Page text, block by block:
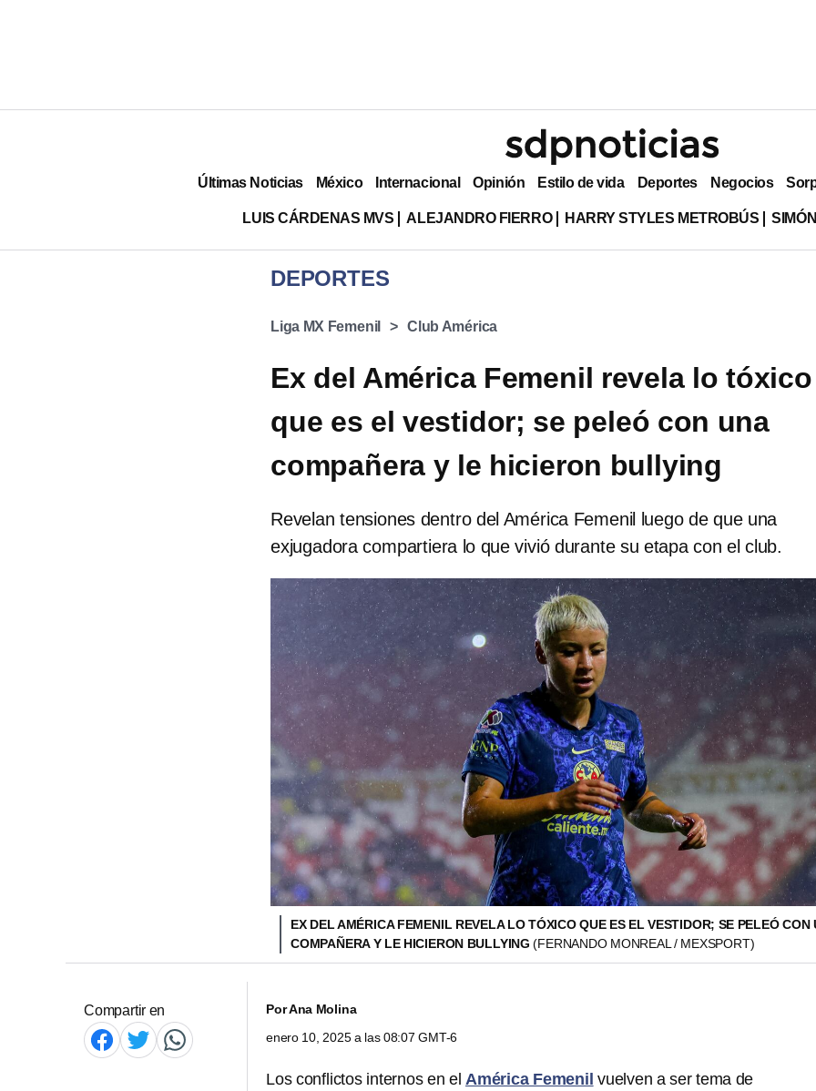
Últimas Noticias México Internacional Opinión Estilo de vida Deportes Negocios
LUIS CÁRDENAS MVS ALEJANDRO FIERRO HARRY STYLES METROBÚS
DEPORTES
Liga MX Femenil Club América
Ex del América Femenil revela lo tóxico
que es el vestidor; se peleó con una
compañera y le hicieron bullying
Revelan tensiones dentro del América Femenil luego de que una
exjugadora compartiera lo que vivió durante su etapa con el club.
EX DEL AMÉRICA FEMENIL REVELA LO TÓXICO QUE ES EL VESTIDOR; SE PELEÓ CON
COMPAÑERA Y LE HICIERON BULLYING(FERNANDO MONREAL / MEXSPORT)
Compartir en PorAna Molina
enero 10, 2025 a las 08:07 GMT-6
Los conflictos internos en el América Femenil vuelven a ser tema de